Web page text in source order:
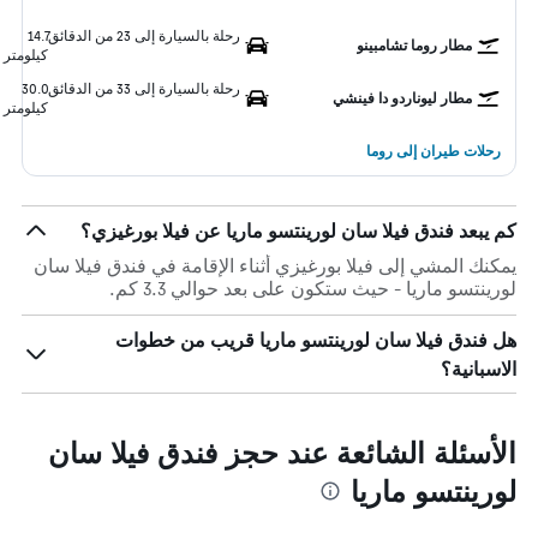
مطار روما تشامبينو
رحلة بالسيارة إلى 23 من الدقائق
14.7
كيلومتر
مطار ليوناردو دا فينشي
رحلة بالسيارة إلى 33 من الدقائق
30.0
كيلومتر
رحلات طيران إلى روما
كم يبعد فندق فيلا سان لورينتسو ماريا عن فيلا بورغيزي؟
يمكنك المشي إلى فيلا بورغيزي أثناء الإقامة في فندق فيلا سان
لورينتسو ماريا - حيث ستكون على بعد حوالي 3.3 كم.
هل فندق فيلا سان لورينتسو ماريا قريب من خطوات
الاسبانية؟
الأسئلة الشائعة عند حجز فندق فيلا سان
لورينتسو ماريا